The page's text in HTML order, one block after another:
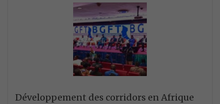
Développement des corridors en Afrique